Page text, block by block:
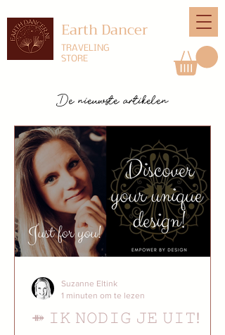
Earth Dancer
TRAVELING
STORE
De nieuwste artikelen
⤁ 𝙸𝙺 𝙽𝙾𝙳𝙸𝙶 𝙹𝙴 𝚄𝙸𝚃!
Suzanne Eltink
1 minuten om te lezen